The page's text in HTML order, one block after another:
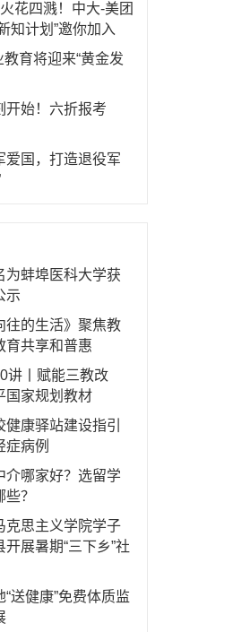
花四溅！中大-美团
知计划”邀你加入
育将迎来“黄金发
开始！六折报考
爱国，打造退役军
为蚌埠医科大学获
示
往的生活》聚焦教
育共享和普惠
讲丨赋能三教改
国家规划教材
康驿站建设指引
症病例
介哪家好？选留学
？
克思主义学院学子
展暑期“三下乡”社
送健康”免费体质监